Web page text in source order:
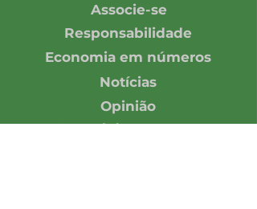
Associe-se
Responsabilidade
Economia em números
Notícias
Opinião
Central de Imprensa